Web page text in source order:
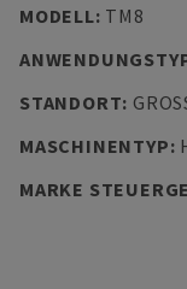
MODELL: TM8
STANDORT:
MASCHINENTYP:
MARKE